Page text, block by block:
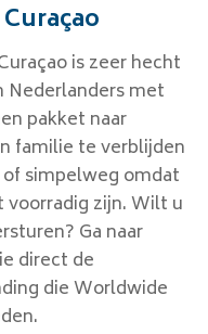
is zeer hecht
met
pakket naar
familie te verblijden
simpelweg omdat
zijn. Wilt u
Ga naar
direct de
die Worldwide